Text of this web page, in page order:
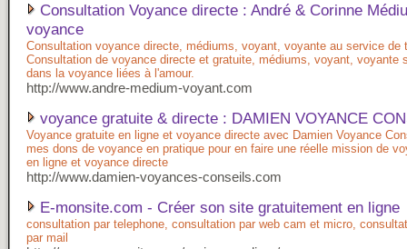
Consultation Voyance directe : André & Corinne
voyance
Consultation voyance directe, médiums, voyant, voyante au service de
Consultation de voyance directe et gratuite, médiums, voyant, voyante
dans la voyance liées à l'amour.
http://www.andre-medium-voyant.com
voyance gratuite & directe : DAMIEN VOYANCE
Voyance gratuite en ligne et voyance directe avec Damien Voyance
mes dons de voyance en pratique pour en faire une réelle mission de
en ligne et voyance directe
http://www.damien-voyances-conseils.com
E-monsite.com - Créer son site gratuitement en ligne
consultation par telephone, consultation par web cam et micro,
par mail